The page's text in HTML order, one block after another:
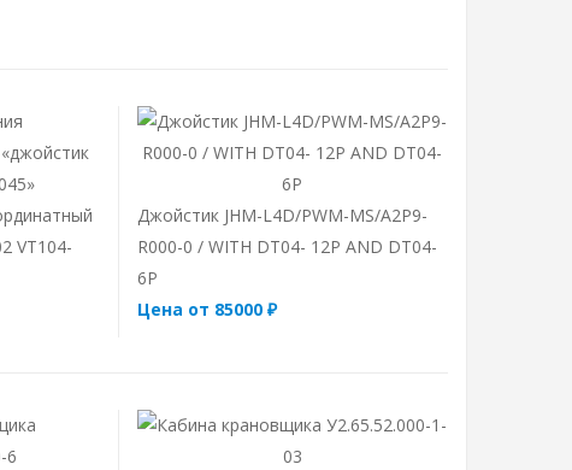
VT104-
Джойстик JHM-L4D/PWM-MS/A2P9-
R000-0 / WITH DT04- 12P AND DT04-
6P
Цена от 85000 ₽